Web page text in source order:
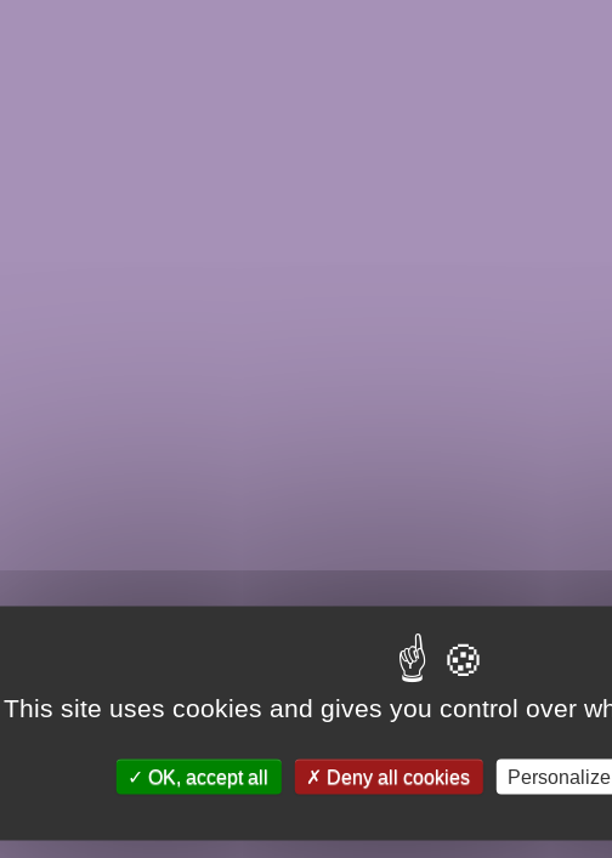
This site uses cookies and gives you control over
OK, accept all Deny all cookies Personalize